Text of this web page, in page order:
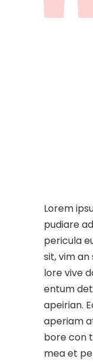
Lorem
pudiare
pericula
sit, vim an
lore vive
entum
apeirian.
aperiam
bore con
mea et